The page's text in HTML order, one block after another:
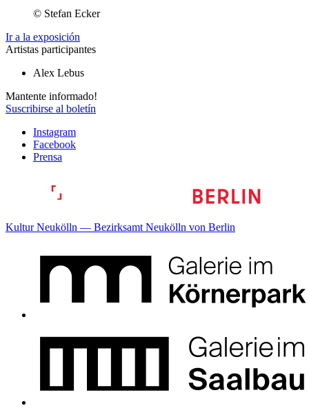
© Stefan Ecker
Ir a la exposición
Artistas participantes
Alex Lebus
Mantente informado!
Suscribirse al boletín
Instagram
Facebook
Prensa
Kultur Neukölln — Bezirksamt Neukölln von Berlin